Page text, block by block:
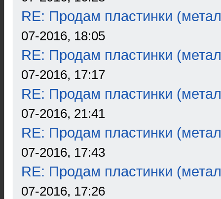
RE: Продам пластинки
07-2016, 18:05
RE: Продам пластинки
07-2016, 17:17
RE: Продам пластинки
07-2016, 21:41
RE: Продам пластинки
07-2016, 17:43
RE: Продам пластинки
07-2016, 17:26